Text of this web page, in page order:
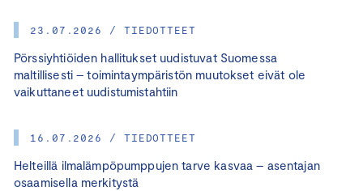
23.07.2026 / TIEDOTTEET
Pörssiyhtiöiden hallitukset uudistuvat Suomessa
maltillisesti – toimintaympäristön muutokset eivät ole
vaikuttaneet uudistumistahtiin
16.07.2026 / TIEDOTTEET
Helteillä ilmalämpöpumppujen tarve kasvaa – asentajan
osaamisella merkitystä